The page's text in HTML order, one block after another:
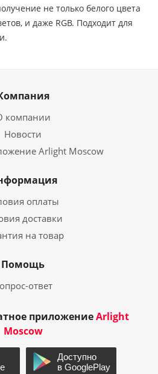
не только белого цвета
и даже RGB. Подходит для
компании
Новости
Arlight Moscow
оплаты
доставки
на товар
Помощь
ответ
приложениеArlight
Moscow